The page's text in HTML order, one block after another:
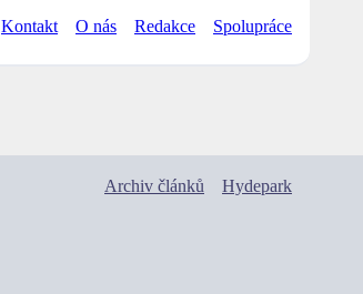
Kontakt O nás Redakce Spolupráce
Archiv článků Hydepark